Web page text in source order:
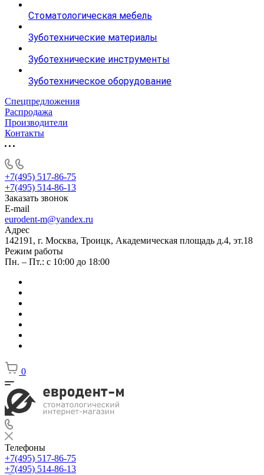
Стоматологическая мебель
Зуботехнические материалы
Зуботехнические инструменты
Зуботехническое оборудование
Спецпредложения
Распродажа
Производители
Контакты
+7(495) 517-86-75
+7(495) 514-86-13
Заказать звонок
E-mail
eurodent-m@yandex.ru
Адрес
142191, г. Москва, Троицк, Академическая площадь д.4, эт.18
Режим работы
Пн. – Пт.: с 10:00 до 18:00
0
Телефоны
+7(495) 517-86-75
+7(495) 514-86-13